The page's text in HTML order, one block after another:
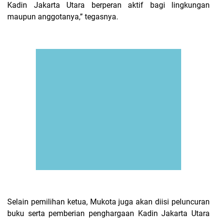
Kadin Jakarta Utara berperan aktif bagi lingkungan
maupun anggotanya,” tegasnya.
Selain pemilihan ketua, Mukota juga akan diisi peluncuran
buku serta pemberian penghargaan Kadin Jakarta Utara